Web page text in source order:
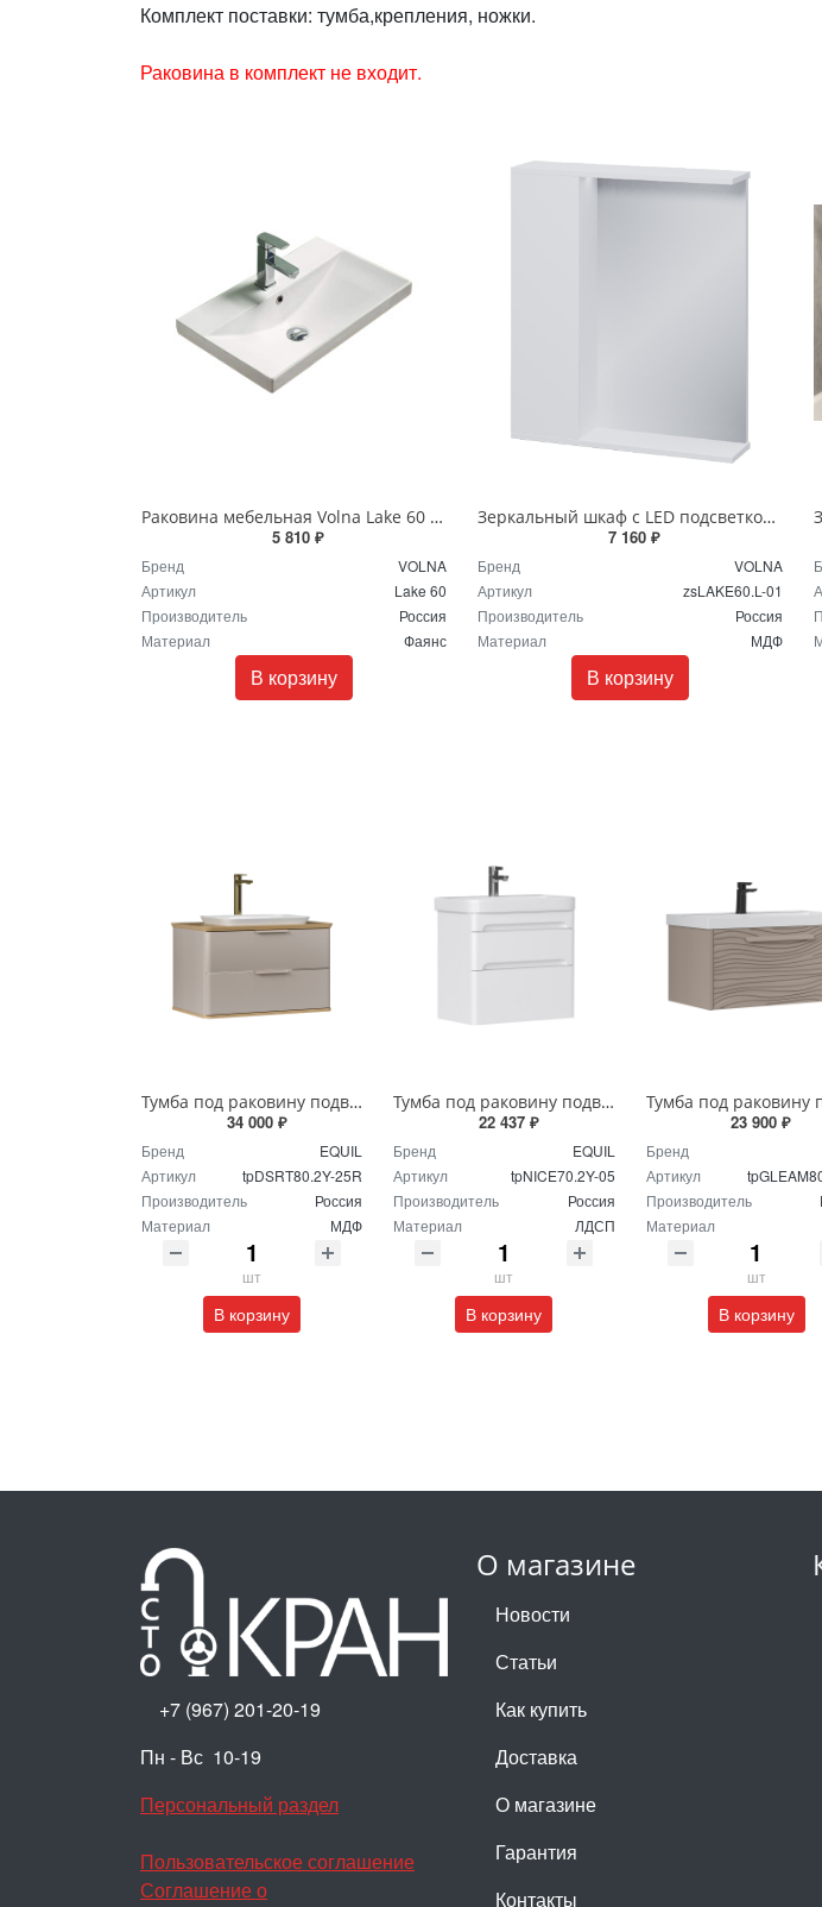
Комплект поставки: тумба,крепления, ножки.
Раковина в комплект не входит.
Раковина мебельная Volna Lake 60 9696-60 белая
5 810 ₽
Бренд
VOLNA
Артикул
Lake 60
Производитель
Россия
Материал
Фаянс
В корзину
Зеркальный шкаф с LED подсветкой Volna Lake 60 левое zsLAKE60.L-01 белый
7 160 ₽
Бренд
VOLNA
Артикул
zsLAKE60.L-01
Производитель
Россия
Материал
МДФ
В корзину
Тумба под раковину подвесная EQUIL Десерт 80.2Я/Desert 80.2Y с ручками в цвет амарок tpDSRT80.2Y-25R амарок/дуб
34 000 ₽
Бренд
EQUIL
Артикул
tpDSRT80.2Y-25R
Производитель
Россия
Материал
МДФ
шт
В корзину
Тумба под раковину подвесная EQUIL Найс 70 см tpNICE70.2Y-05 белая
22 437 ₽
Бренд
EQUIL
Артикул
tpNICE70.2Y-05
Производитель
Россия
Материал
ЛДСП
шт
В корзину
23 900 ₽
Бренд
Артикул
Производитель
Материал
шт
В корзину
О магазине
Новости
Статьи
Как купить
Доставка
О магазине
Гарантия
Контакты
+7 (967) 201-20-19
Пн - Вс 10-19
Персональный раздел
Пользовательское соглашение
Соглашение о